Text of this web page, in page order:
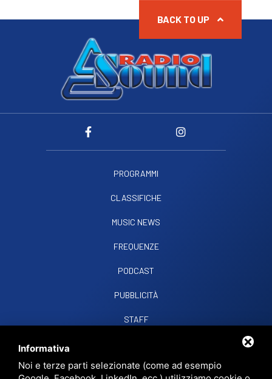
PROGRAMMI
CLASSIFICHE
MUSIC NEWS
FREQUENZE
PODCAST
PUBBLICITÀ
STAFF
BACK TO UP
Informativa
Noi e terze parti selezionate (come ad esempio